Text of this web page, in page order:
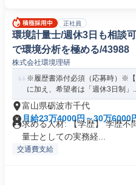
正社員
環境計量士/週休3日も相
で環境分析を極める/43988
株式会社環境理研
※履歴書添付必須（応募時）※【
に加え、希望者は「週休3日制」
富山県砺波市千代
月給23万4000円～30万6000
求める人材: 【学歴】 学歴不
量士としての実務経...
交通費支給